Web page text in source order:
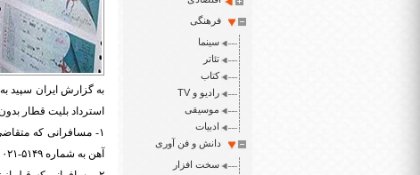
فرهنگی
سینما
تئاتر
کتاب
رادیو و TV
موسیقی
ادبیات
دانش و فن آوری
سخت افزار
به گزارش ایران سپید
استرداد بلیت قطار
آهن به شماره ۵۱۴۹-۰۲۱ تماس گرفته و نسبت به هماهنگی و تهیه بلیت جایگزین برای تاریخ مورد نظر خود اقدام کنند.